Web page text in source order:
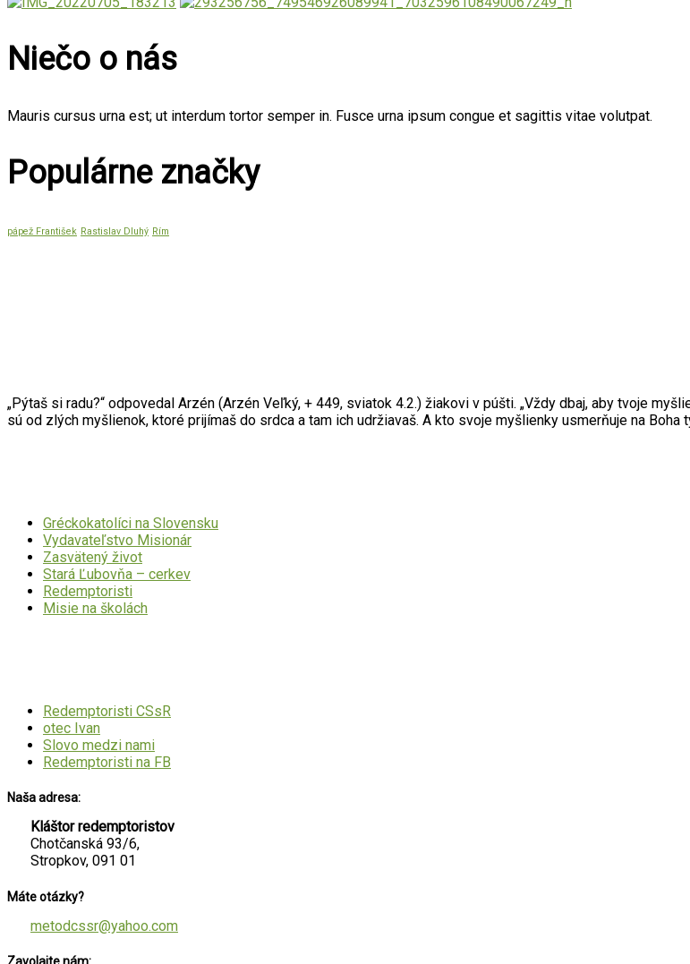
Niečo o nás
Mauris cursus urna est; ut interdum tortor semper in. Fusce urna ipsum congue et sagittis vitae volutpat.
Populárne značky
pápež František Rastislav Dluhý Rím
„Pýtaš si radu?“ odpovedal Arzén (Arzén Veľký, + 449, sviatok 4.2.) žiakovi v púšti. „Vždy dbaj, aby tvoje
sú od zlých myšlienok, ktoré prijímaš do srdca a tam ich udržiavaš. A kto svoje myšlienky usmerňuje na
Gréckokatolíci na Slovensku
Vydavateľstvo Misionár
Zasvätený život
Stará Ľubovňa – cerkev
Redemptoristi
Misie na školách
Redemptoristi CSsR
otec Ivan
Slovo medzi nami
Redemptoristi na FB
Naša adresa:
Kláštor redemptoristov
Chotčanská 93/6,
Stropkov, 091 01
Máte otázky?
metodcssr@yahoo.com